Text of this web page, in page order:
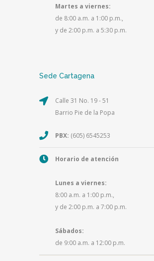
Martes a viernes:
de 8:00 a.m. a 1:00 p.m.,
y de 2:00 p.m. a 5:30 p.m.
Sede Cartagena
Calle 31 No. 19 - 51
Barrio Pie de la Popa
PBX: (605) 6545253
Horario de atención
Lunes a viernes:
8:00 a.m. a 1:00 p.m.,
y de 2:00 p.m. a 7:00 p.m.
Sábados:
de 9:00 a.m. a 12:00 p.m.